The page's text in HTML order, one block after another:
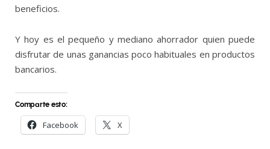
beneficios.
Y hoy es el pequeño y mediano ahorrador quien puede
disfrutar de unas ganancias poco habituales en productos
bancarios.
Comparte esto:
Facebook X